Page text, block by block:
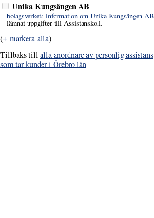
Unika Kungsängen AB
bolagsverkets information om Unika Kungsängen AB
lämnat uppgifter till Assistanskoll.
(+ markera alla)
Tillbaks till alla anordnare av personlig assistans
som tar kunder i Örebro län